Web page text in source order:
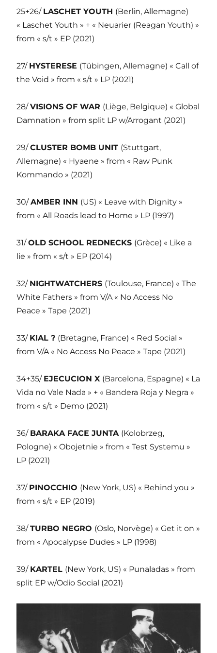
25+26/ LASCHET YOUTH (Berlin, Allemagne)
« Laschet Youth » + « Neuarier (Reagan Youth) »
from « s/t » EP (2021)
27/ HYSTERESE (Tübingen, Allemagne) « Call of
the Void » from « s/t » LP (2021)
28/VISIONS OF WAR (Liège, Belgique) « Global
Damnation » from split LP w/Arrogant (2021)
29/CLUSTER BOMB UNIT (Stuttgart,
Allemagne) « Hyaene » from « Raw Punk
Kommando » (2021)
30/AMBER INN (US) « Leave with Dignity »
from « All Roads lead to Home » LP (1997)
31/OLD SCHOOL REDNECKS (Grèce) « Like a
lie » from « s/t » EP (2014)
32/ NIGHTWATCHERS (Toulouse, France) « The
White Fathers » from V/A « No Access No
Peace » Tape (2021)
33/ KIAL ? (Bretagne, France) « Red Social »
from V/A « No Access No Peace » Tape (2021)
34+35/ EJECUCION X (Barcelona, Espagne) « La
Vida no Vale Nada » + « Bandera Roja y Negra »
from « s/t » Demo (2021)
36/ BARAKA FACE JUNTA (Kolobrzeg,
Pologne) « Obojetnie » from « Test Systemu »
LP (2021)
37/ PINOCCHIO (New York, US) « Behind you »
from « s/t » EP (2019)
38/TURBO NEGRO (Oslo, Norvège) « Get it on »
from « Apocalypse Dudes » LP (1998)
39/ KARTEL (New York, US) « Punaladas » from
split EP w/Odio Social (2021)